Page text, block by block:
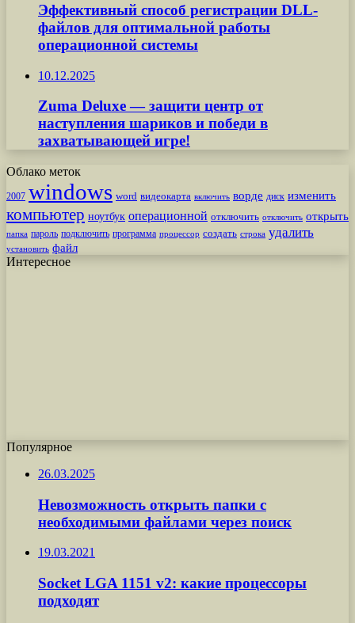
Эффективный способ регистрации DLL-
файлов для оптимальной работы
операционной системы
10.12.2025
Zuma Deluxe — защити центр от
наступления шариков и победи в
захватывающей игре!
Облако меток
2007 windows word видеокарта включить ворде диск изменить
компьютер ноутбук операционной отключить отключить открыть
папка пароль подключить программа процессор создать строка удалить
установить файл
Интересное
Популярное
26.03.2025
Невозможность открыть папки с
необходимыми файлами через поиск
19.03.2021
Socket LGA 1151 v2: какие процессоры
подходят